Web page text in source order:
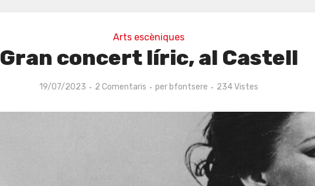
Arts escèniques
Gran concert líric, al Castell
19/07/2023 2 Comentaris per bfontsere 234 Vistes